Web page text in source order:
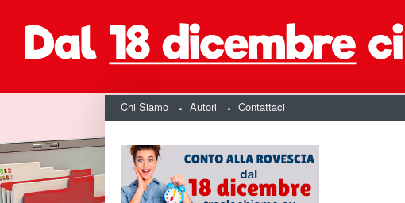
Chi Siamo Autori Contattaci